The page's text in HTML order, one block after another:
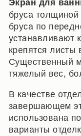
бруса
бруса по
устанавливают
крепятся листы
Существенный
тяжелый вес,
В качестве
завершающем
использована
варианты